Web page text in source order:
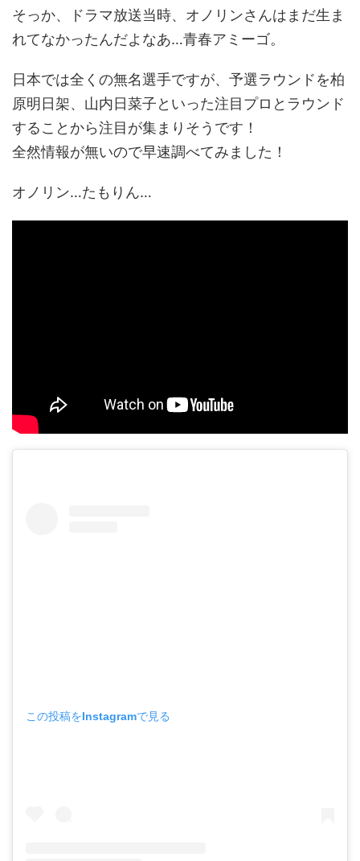
そっか、ドラマ放送当時、オノリンさんはまだ生ま
れてなかったんだよなあ…青春アミーゴ。
日本では全くの無名選手ですが、予選ラウンドを柏
原明日架、山内日菜子といった注目プロとラウンド
することから注目が集まりそうです！
全然情報が無いので早速調べてみました！
オノリン…たもりん…
この投稿をInstagramで見る